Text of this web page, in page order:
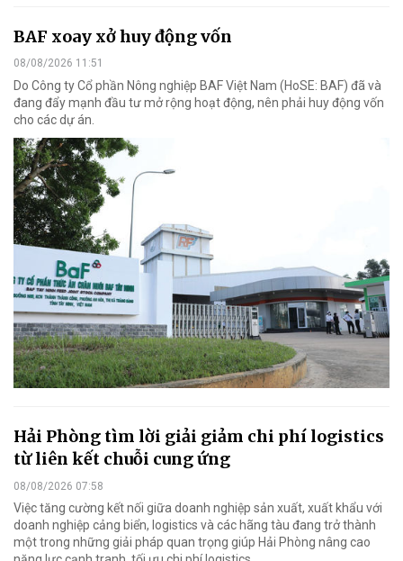
BAF xoay xở huy động vốn
08/08/2026 11:51
Do Công ty Cổ phần Nông nghiệp BAF Việt Nam (HoSE: BAF) đã và
đang đẩy mạnh đầu tư mở rộng hoạt động, nên phải huy động vốn
cho các dự án.
Hải Phòng tìm lời giải giảm chi phí logistics
từ liên kết chuỗi cung ứng
08/08/2026 07:58
Việc tăng cường kết nối giữa doanh nghiệp sản xuất, xuất khẩu với
doanh nghiệp cảng biển, logistics và các hãng tàu đang trở thành
một trong những giải pháp quan trọng giúp Hải Phòng nâng cao